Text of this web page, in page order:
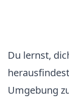
Du lernst,
Umgebung